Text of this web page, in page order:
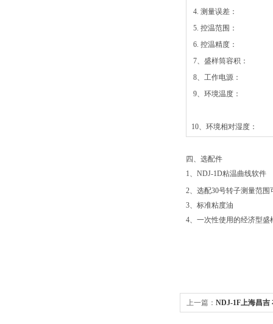
4. 测量误差：
5. 控温范围：
6. 控温精度：
7、盛样筒容积：
8、工作电源：
9、环境温度：
10、环境相对湿度：
四、选配件
1、NDJ-1D粘温曲线软件
2、选配30号转子测量范围
3、标准粘度油
4、一次性使用的经济型盛
上一篇： NDJ-1F上海昌吉